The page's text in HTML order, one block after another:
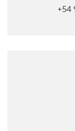
+54